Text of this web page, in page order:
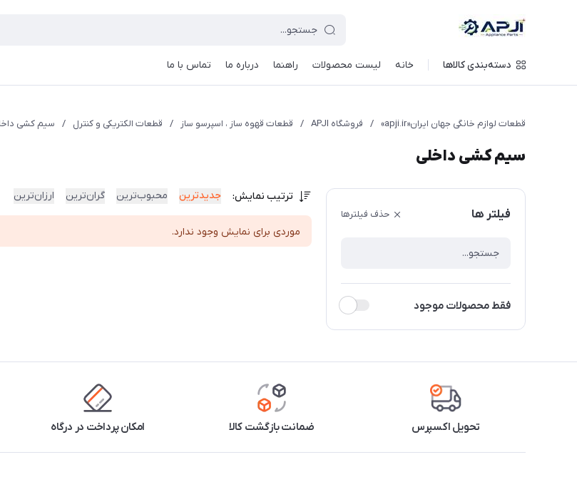
دسته‌بندی کالاها خانه لیست محصولات راهنما درباره ما تماس با ما
قطعات لوازم خانگی جهان ایران«apji.ir» / فروشگاه APJI / قطعات قهوه ساز ، اسپرسو ساز / قطعات الکتریکی و کنترل / سیم کشی
سیم کشی داخلی
فیلتر ها حذف فیلترها
فقط محصولات موجود
ترتیب نمایش: جدیدترین محبوب‌ترین گران‌ترین ارزان‌ترین
موردی برای نمایش وجود ندارد.
تحویل اکسپرس ضمانت بازگشت کالا امکان پرداخت در درگاه